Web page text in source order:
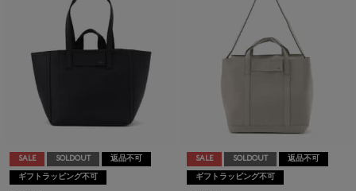
SALE SOLDOUT 返品不可
ギフトラッピング不可
SALE SOLDOUT 返品不可
ギフトラッピング不可